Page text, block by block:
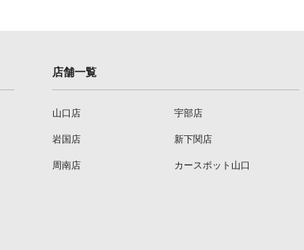
店舗一覧
山口店 宇部店
岩国店 新下関店
周南店 カースポット山口